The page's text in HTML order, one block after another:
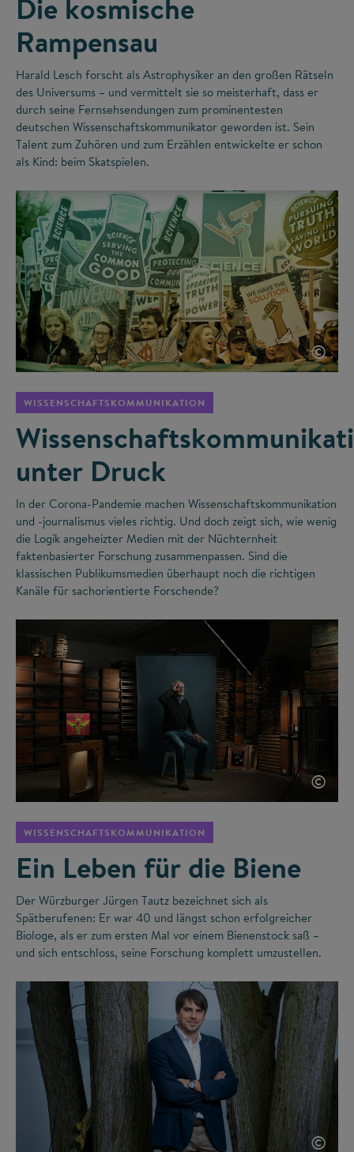
Die kosmische
Rampensau
Harald Lesch forscht als Astrophysiker an den großen Rätseln
des Universums – und vermittelt sie so meisterhaft, dass er
durch seine Fernsehsendungen zum prominentesten
deutschen Wissenschaftskommunikator geworden ist. Sein
Talent zum Zuhören und zum Erzählen entwickelte er schon
als Kind: beim Skatspielen.
©
WISSENSCHAFTSKOMMUNIKATION
unter Druck
In der Corona-Pandemie machen Wissenschaftskommunikation
und -journalismus vieles richtig. Und doch zeigt sich, wie wenig
die Logik angeheizter Medien mit der Nüchternheit
faktenbasierter Forschung zusammenpassen. Sind die
klassischen Publikumsmedien überhaupt noch die richtigen
Kanäle für sachorientierte Forschende?
©
WISSENSCHAFTSKOMMUNIKATION
Ein Leben für die Biene
Der Würzburger Jürgen Tautz bezeichnet sich als
Spätberufenen: Er war 40 und längst schon erfolgreicher
Biologe, als er zum ersten Mal vor einem Bienenstock saß –
und sich entschloss, seine Forschung komplett umzustellen.
©